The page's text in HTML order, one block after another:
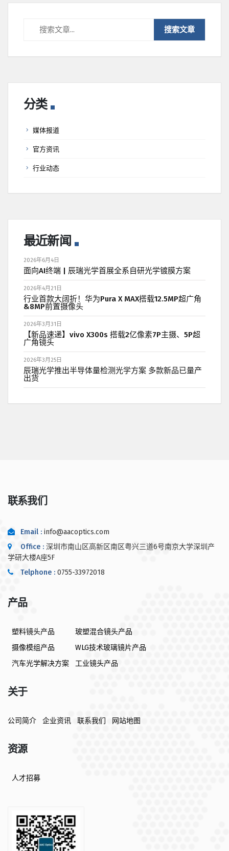
分类
媒体报道
官方资讯
行业动态
最近新闻
2026年6月4日
面向AI终端 | 辰瑞光学首展全系自研光学镀膜方案
2026年4月21日
行业首款大阔折！华为Pura X MAX搭载12.5MP超广角
&8MP前置摄像头
2026年3月31日
【新品速递】vivo X300s 搭载2亿像素7P主摄、5P超
广角镜头
2026年3月25日
辰瑞光学推出半导体量检测光学方案 多款新品已量产
出货
联系我们
Email : info@aacoptics.com
Office : 深圳市南山区高新区南区粤兴三道6号南京大学深圳产
学研大楼A座5F
Telphone : 0755-33972018
产品
塑料镜头产品
玻塑混合镜头产品
摄像模组产品
WLG技术玻璃镜片产品
汽车光学解决方案
工业镜头产品
关于
公司简介 企业资讯 联系我们 网站地图
资源
人才招募